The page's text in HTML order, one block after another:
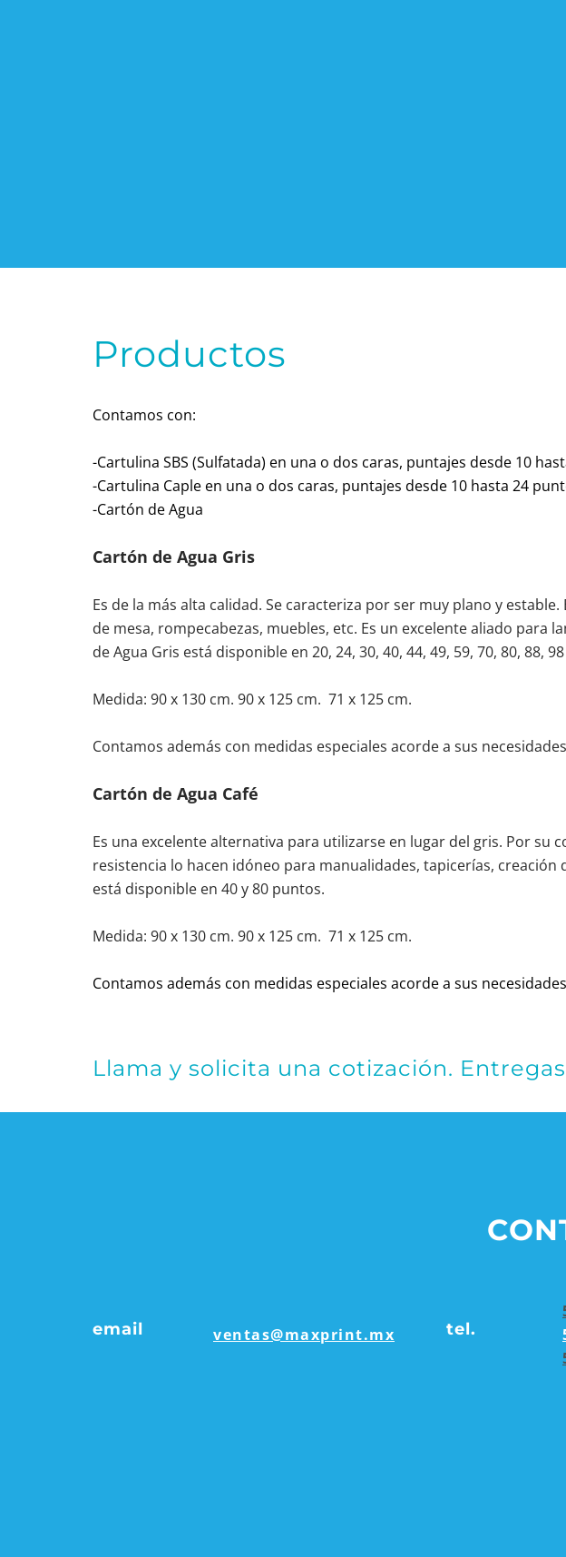
Contamos con:
-Cartulina SBS (Sulfatada) en una o dos caras, puntajes desde 10
-Cartulina Caple en una o dos caras, puntajes desde 10 hasta 24
-Cartón de Agua
Cartón de Agua Gris
Es de la más alta calidad. Se caracteriza por ser muy plano y
de mesa, rompecabezas, muebles, etc. Es un excelente aliado
de Agua Gris está disponible en 20, 24, 30, 40, 44, 49, 59, 70, 80, 88,
Medida: 90 x 130 cm. 90 x 125 cm. 71 x 125 cm.
Contamos además con medidas especiales acorde a sus
Cartón de Agua Café
Es una excelente alternativa para utilizarse en lugar del gris. Por su
resistencia lo hacen idóneo para manualidades, tapicerías,
está disponible en 40 y 80 puntos.
Contamos además con medidas especiales acorde a sus
email ​ventas@maxprint.mx tel.